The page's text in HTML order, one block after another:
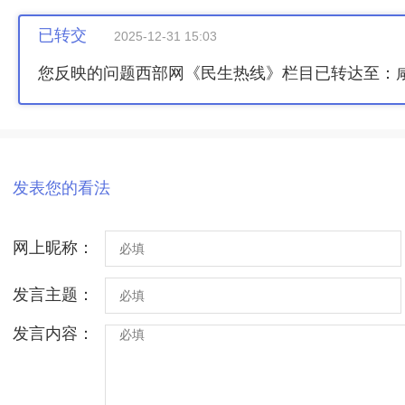
已转交 2025-12-31 15:03
您反映的问题西部网《民生热线》栏目已转达至：
发表您的看法
网上昵称：
发言主题：
发言内容：